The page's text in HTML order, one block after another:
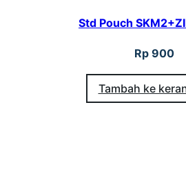
Std Pouch
Rp 900
Tambah ke